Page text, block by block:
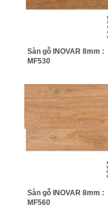
Sàn gỗ INOVAR 8mm :
MF530
Sàn gỗ INOVAR 8mm :
MF560